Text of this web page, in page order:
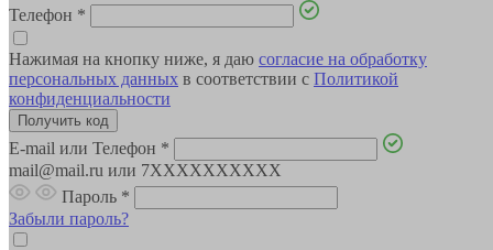
Телефон *
Нажимая на кнопку ниже, я даю согласие на обработку
персональных данных в соответствии с Политикой
конфиденциальности
E-mail или Телефон *
mail@mail.ru или 7XXXXXXXXXX
Пароль *
Забыли пароль?